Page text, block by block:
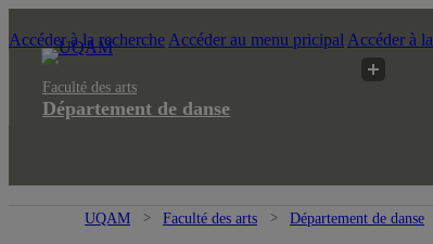
Accéder à la recherche Accéder au menu pricipal Accéder à
Faculté des arts
Département de danse
UQAM Faculté des arts Département de danse